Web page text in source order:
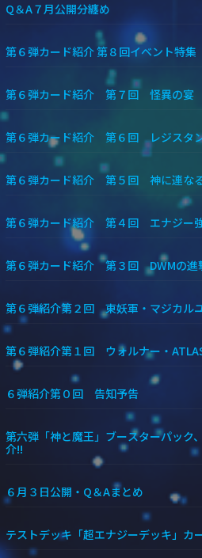
Q＆A７月公開分纏め
第６弾カード紹介 第８回イベント特
第６弾カード紹介 第７回 怪異の宴
第６弾カード紹介 第６回 レジスタ
第６弾カード紹介 第５回 神に連な
第６弾カード紹介 第４回 エナジー
第６弾カード紹介 第３回 DWMの進
第６弾紹介第２回 東妖軍・マジカル
第６弾紹介第１回 ウォルナー・
６弾紹介第０回 告知予告
第六弾「神と魔王」ブースターパック
介!!
６月３日公開・Q＆Aまとめ
テストデッキ「超エナジーデッキ」カ